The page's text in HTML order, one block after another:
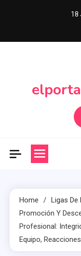
18
Home
Ligas De
Promoción Y
Profesional:
Equipo,